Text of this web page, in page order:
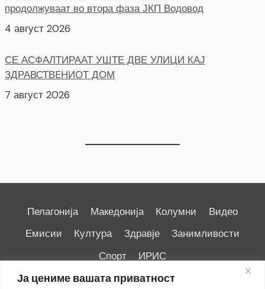
Ја цениме вашата приватност
СЕ АСФАЛТИРААТ УШТЕ ДВЕ УЛИЦИ КАЈ
ЗДРАВСТВEНИОТ ДОМ
НОВ ПАРКИНГ ПРОСТОР ВО ЦЕНТАРОТ НА ГРАДОТ
6 август 2026
Пелагонија Македонија Колумни
Видео
Емисии
Култура Здравје
Занимливости
Спорт
ИРИС